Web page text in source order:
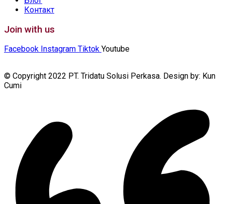
Контакт
Join with us
Facebook Instagram Tiktok Youtube
© Copyright 2022 PT. Tridatu Solusi Perkasa. Design by: Kun
Cumi